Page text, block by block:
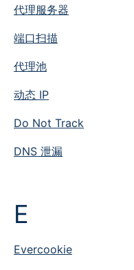
代理服务器
端口扫描
代理池
动态 IP
Do Not Track
DNS 泄漏
E
Evercookie